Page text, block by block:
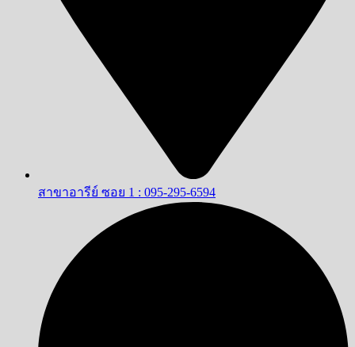
สาขาอารีย์ ซอย 1 : 095-295-6594